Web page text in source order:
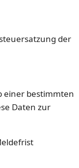
der
einer bestimmten
Daten zur